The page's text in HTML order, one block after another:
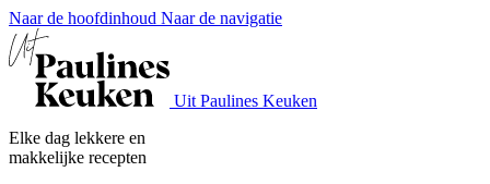
Naar de hoofdinhoud Naar de navigatie
Uit Paulines Keuken
Elke dag lekkere en
makkelijke recepten